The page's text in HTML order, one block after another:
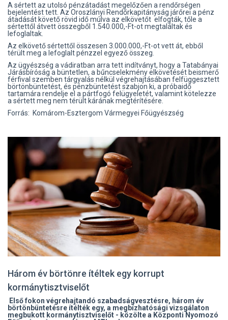
A sértett az utolsó pénzátadást megelőzően a rendőrségen
bejelentést tett. Az Oroszlányi Rendőrkapitányság járőrei a pénz
átadását követő rövid idő múlva az elkövetőt elfogták, tőle a
sértettől átvett összegből 1.540.000,-Ft-ot megtaláltak és
lefoglaltak.
Az elkövető sértettől összesen 3.000.000,-Ft-ot vett át, ebből
térült meg a lefoglalt pénzzel egyező összeg.
Az ügyészség a vádiratban arra tett indítványt, hogy a Tatabányai
Járásbíróság a büntetlen, a bűncselekmény elkövetését beismerő
férfival szemben tárgyalás nélkül végrehajtásában felfüggesztett
börtönbüntetést, és pénzbüntetést szabjon ki, a próbaidő
tartamára rendelje el a pártfogó felügyeletét, valamint kötelezze
a sértett meg nem térült kárának megtérítésére.
Forrás: Komárom-Esztergom Vármegyei Főügyészség
Három év börtönre ítéltek egy korrupt
kormánytisztviselőt
Első fokon végrehajtandó szabadságvesztésre, három év
börtönbüntetésre ítélték egy, a megbízhatósági vizsgálaton
megbukott kormánytisztviselőt - közölte a Központi Nyomozó